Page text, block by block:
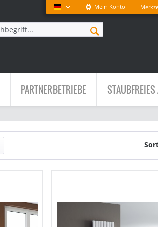
Deutsch Mein Konto
PARTNERBETRIEBE STAUBFREIES